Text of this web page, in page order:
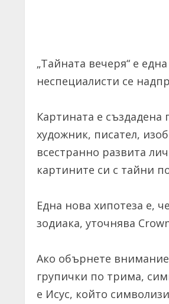
„Тайната вечеря“ е
неспециалисти се
Картината е създадена
художник, писател,
всестранно развита
картините си с тайни
Една нова хипотеза е,
зодиака, уточнява
Ако обърнете
групички по трима,
е Исус, който